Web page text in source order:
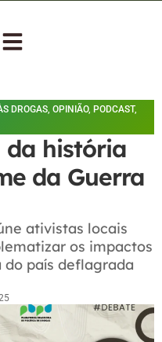
DROGAS, OPINIÃO, PODCAST,
da história
da Guerra
ativistas locais
os impactos
país deflagrada